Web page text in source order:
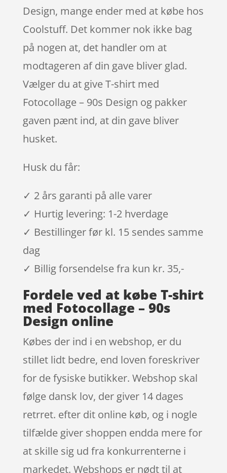
Design, mange ender med at købe hos
Coolstuff. Det kommer nok ikke bag
på nogen at, det handler om at
modtageren af din gave bliver glad.
Vælger du at give T-shirt med
Fotocollage – 90s Design og pakker
gaven pænt ind, at din gave bliver
husket.
Husk du får:
✓ 2 års garanti på alle varer
✓ Hurtig levering: 1-2 hverdage
✓ Bestillinger før kl. 15 sendes samme
dag
✓ Billig forsendelse fra kun kr. 35,-
Fordele ved at købe T-shirt
med Fotocollage – 90s
Design online
Købes der ind i en webshop, er du
stillet lidt bedre, end loven foreskriver
for de fysiske butikker. Webshop skal
følge dansk lov, der giver 14 dages
retrret. efter dit online køb, og i nogle
tilfælde giver shoppen endda mere for
at skille sig ud fra konkurrenterne i
markedet. Webshops er nødt til at